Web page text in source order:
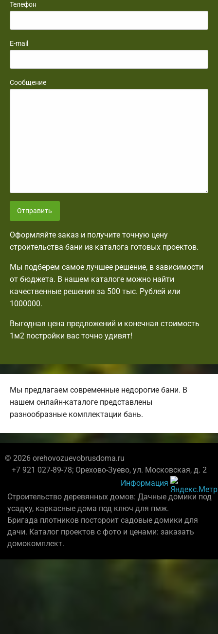
Телефон
E-mail
Сообщение
Отправить
Оформляйте заказ и получите точную цену
строительства бани из каталога готовых проектов.
Мы подберем самое лучшее решение, в зависимости
от бюджета. В нашем каталоге можно найти
качественные решения за 500 тыс. Рублей или
1000000.
Выгодная цена предложений и конечная стоимость
1м2 постройки вас точно удивят!
Мы предлагаем современные недорогие бани. В
нашем онлайн-каталоге представлены
разнообразные комплектации бань.
© 2026 orehovozuevobrusdoma.ru
+7 921 027-89-78; Орехово-Зуево, ул. Московская, д. 2
Информация
Строительство деревянных домов: Дачные домики под
усадку, каркасные дома под ключ для пмж.
Бригада плотников постороит садовые домики для
дачи. Каталог проектов с фото и ценами: заказать
домокомплект.